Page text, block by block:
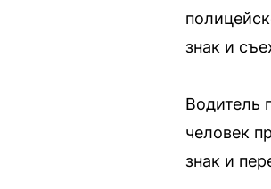
знак и
Водитель
человек
знак и